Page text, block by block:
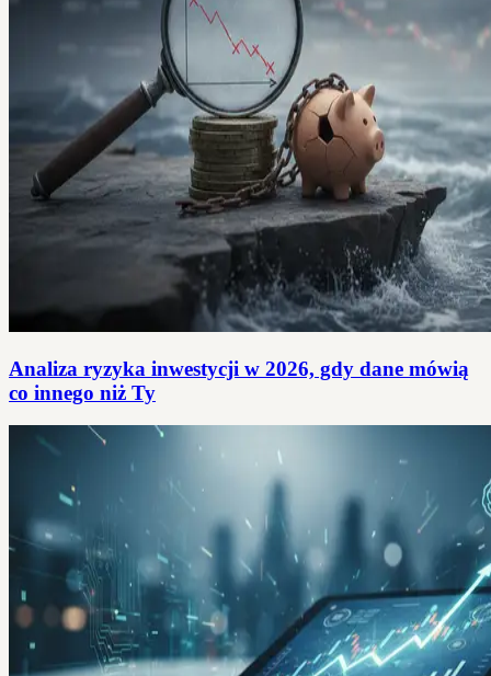
Analiza ryzyka inwestycji w 2026, gdy dane mówią
co innego niż Ty